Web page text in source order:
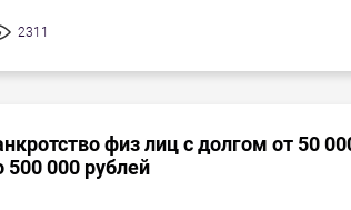
2311
физ лиц с долгом от 50
500 000 рублей